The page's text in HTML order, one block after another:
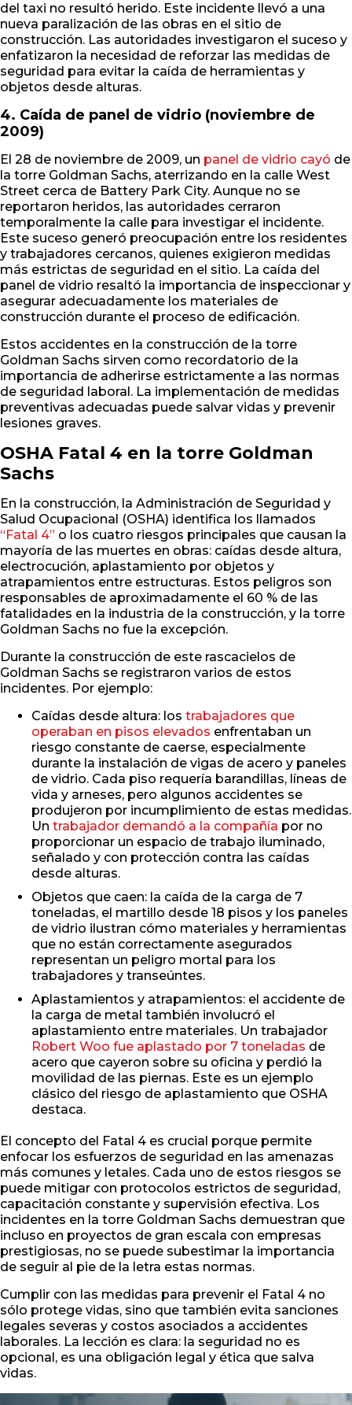
del taxi no resultó herido. Este incidente llevó a una
nueva paralización de las obras en el sitio de
construcción. Las autoridades investigaron el suceso y
enfatizaron la necesidad de reforzar las medidas de
seguridad para evitar la caída de herramientas y
objetos desde alturas.
4. Caída de panel de vidrio (noviembre de
2009)
El 28 de noviembre de 2009, un panel de vidrio cayó de
la torre Goldman Sachs, aterrizando en la calle West
Street cerca de Battery Park City. Aunque no se
reportaron heridos, las autoridades cerraron
temporalmente la calle para investigar el incidente.
Este suceso generó preocupación entre los residentes
y trabajadores cercanos, quienes exigieron medidas
más estrictas de seguridad en el sitio. La caída del
panel de vidrio resaltó la importancia de inspeccionar y
asegurar adecuadamente los materiales de
construcción durante el proceso de edificación.
Estos accidentes en la construcción de la torre
Goldman Sachs sirven como recordatorio de la
importancia de adherirse estrictamente a las normas
de seguridad laboral. La implementación de medidas
preventivas adecuadas puede salvar vidas y prevenir
lesiones graves.
OSHA Fatal 4 en la torre Goldman
Sachs
En la construcción, la Administración de Seguridad y
Salud Ocupacional (OSHA) identifica los llamados
“Fatal 4” o los cuatro riesgos principales que causan la
mayoría de las muertes en obras: caídas desde altura,
electrocución, aplastamiento por objetos y
atrapamientos entre estructuras. Estos peligros son
responsables de aproximadamente el 60 % de las
fatalidades en la industria de la construcción, y la torre
Goldman Sachs no fue la excepción.
Durante la construcción de este rascacielos de
Goldman Sachs se registraron varios de estos
incidentes. Por ejemplo:
Caídas desde altura: los trabajadores que
operaban en pisos elevados enfrentaban un
riesgo constante de caerse, especialmente
durante la instalación de vigas de acero y paneles
de vidrio. Cada piso requería barandillas, líneas de
vida y arneses, pero algunos accidentes se
produjeron por incumplimiento de estas medidas.
Un trabajador demandó a la compañía por no
proporcionar un espacio de trabajo iluminado,
señalado y con protección contra las caídas
desde alturas.
Objetos que caen: la caída de la carga de 7
toneladas, el martillo desde 18 pisos y los paneles
de vidrio ilustran cómo materiales y herramientas
que no están correctamente asegurados
representan un peligro mortal para los
trabajadores y transeúntes.
Aplastamientos y atrapamientos: el accidente de
la carga de metal también involucró el
aplastamiento entre materiales. Un trabajador
Robert Woo fue aplastado por 7 toneladas de
acero que cayeron sobre su oficina y perdió la
movilidad de las piernas. Este es un ejemplo
clásico del riesgo de aplastamiento que OSHA
destaca.
El concepto del Fatal 4 es crucial porque permite
enfocar los esfuerzos de seguridad en las amenazas
más comunes y letales. Cada uno de estos riesgos se
puede mitigar con protocolos estrictos de seguridad,
capacitación constante y supervisión efectiva. Los
incidentes en la torre Goldman Sachs demuestran que
incluso en proyectos de gran escala con empresas
prestigiosas, no se puede subestimar la importancia
de seguir al pie de la letra estas normas.
Cumplir con las medidas para prevenir el Fatal 4 no
sólo protege vidas, sino que también evita sanciones
legales severas y costos asociados a accidentes
laborales. La lección es clara: la seguridad no es
opcional, es una obligación legal y ética que salva
vidas.